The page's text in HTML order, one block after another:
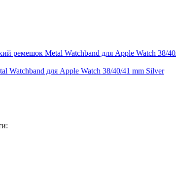
Watchband для Apple Watch 38/40/41 mm Silver